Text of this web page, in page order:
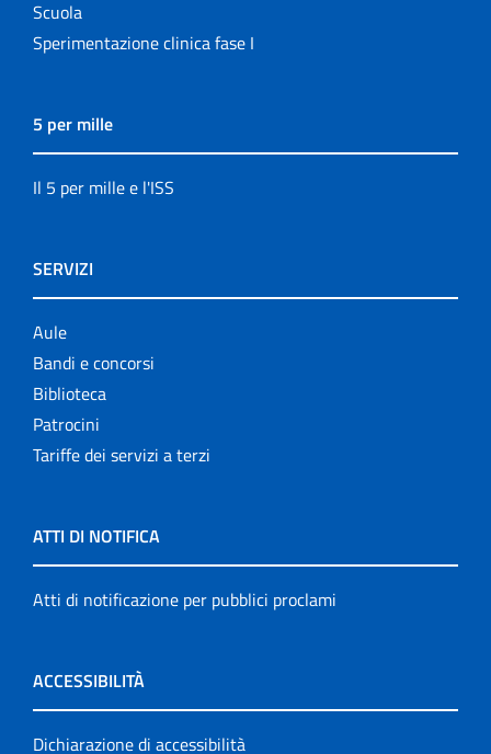
Scuola
Sperimentazione clinica fase I
5 per mille
Il 5 per mille e l'ISS
SERVIZI
Aule
Bandi e concorsi
Biblioteca
Patrocini
Tariffe dei servizi a terzi
ATTI DI NOTIFICA
Atti di notificazione per pubblici proclami
ACCESSIBILITÀ
Dichiarazione di accessibilità